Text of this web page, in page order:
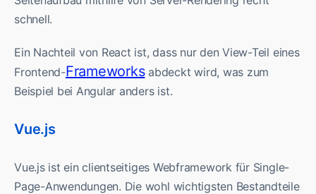
schnell.
Ein Nachteil von React ist, dass nur den View-Teil eines
Frontend-Frameworksabdeckt wird, was zum
Beispiel bei Angular anders ist.
Vue.js
Vue.js ist ein clientseitiges Webframework für Single-
Page-Anwendungen. Die wohl wichtigsten Bestandteile